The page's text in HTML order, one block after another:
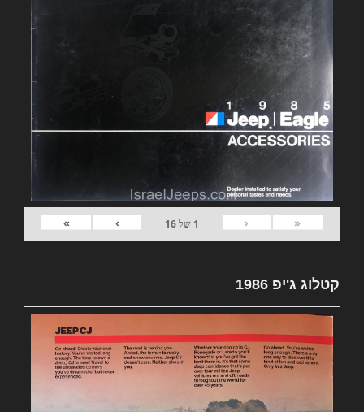
«
‹
1 של16
›
»
קטלוג ג'יפ 1986